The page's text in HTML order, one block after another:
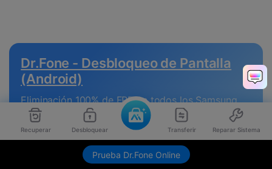
Recuperar Desbloquear Transferir Reparar Sistema
Prueba Dr.Fone Online
Dr.Fone - Desbloqueo de Pantalla
(Android)
Eliminación 100% de FRP en todos los Samsung
Snapdragon.
Compatible con todos los dispositivos
Samsung, incluidos los más recientes.